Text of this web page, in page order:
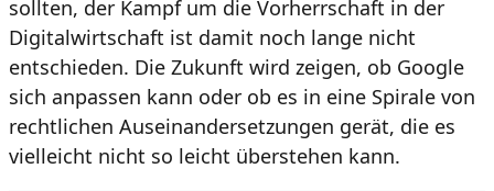
sollten, der Kampf um die Vorherrschaft in der
Digitalwirtschaft ist damit noch lange nicht
entschieden. Die Zukunft wird zeigen, ob Google
sich anpassen kann oder ob es in eine Spirale von
rechtlichen Auseinandersetzungen gerät, die es
vielleicht nicht so leicht überstehen kann.